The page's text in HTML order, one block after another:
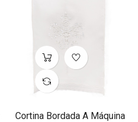
Cortina Bordada A Máquina